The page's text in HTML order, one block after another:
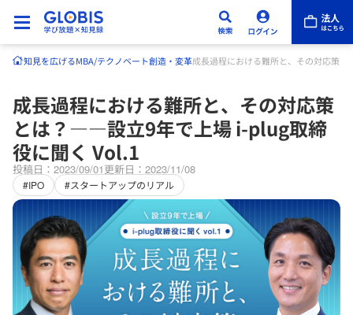
知見を広げるMBA/テクノベート創造・変革成長過程における難所と、その対応策
成長過程における難所と、その対応策
とは？――設立9年で上場 i-plug取締
役に聞く Vol.1
投稿日：2023/09/01更新日：2023/11/08
#IPO #スタートアップのリアル